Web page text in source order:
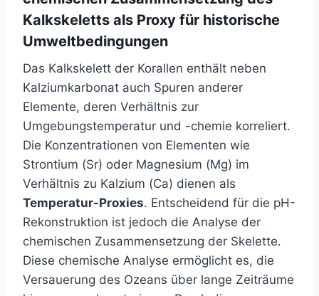
Kalkskeletts als Proxy für historische
Umweltbedingungen
Das Kalkskelett der Korallen enthält neben
Kalziumkarbonat auch Spuren anderer
Elemente, deren Verhältnis zur
Umgebungstemperatur und -chemie korreliert.
Die Konzentrationen von Elementen wie
Strontium (Sr) oder Magnesium (Mg) im
Verhältnis zu Kalzium (Ca) dienen als
Temperatur-Proxies. Entscheidend für die pH-
Rekonstruktion ist jedoch die Analyse der
chemischen Zusammensetzung der Skelette.
Diese chemische Analyse ermöglicht es, die
Versauerung des Ozeans über lange Zeiträume